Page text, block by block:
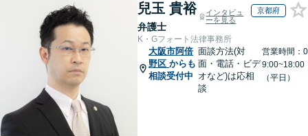
兒玉 貴裕
弁護士
インタビュ
ーを見る
京都府
K・Gフォート法律事務所
大阪市阿倍
野区 からも
相談受付中
面談方法(対
面・電話・ビデ
オなど)は応相
談
営業時間：0
9:00~18:00
（平日）